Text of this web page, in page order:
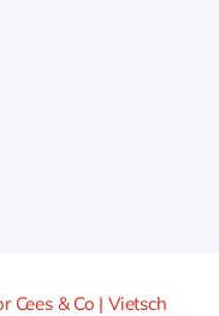
& Co | Vietsch